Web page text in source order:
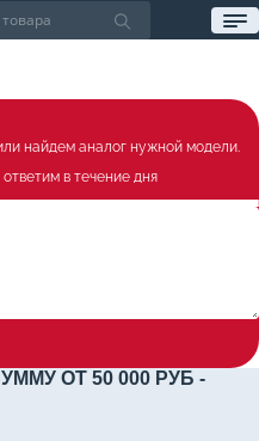
найдем аналог нужной модели.
в течение дня
ОТ 50 000 РУБ -